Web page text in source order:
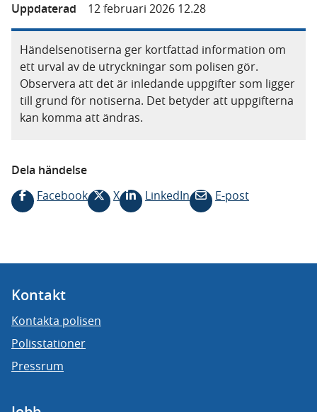
Uppdaterad
12 februari 2026 12.28
Händelsenotiserna ger kortfattad information om
ett urval av de utryckningar som polisen gör.
Observera att det är inledande uppgifter som ligger
till grund för notiserna. Det betyder att uppgifterna
kan komma att ändras.
Dela händelse
Facebook
X LinkedIn E-post
Kontakt
Kontakta polisen
Polisstationer
Pressrum